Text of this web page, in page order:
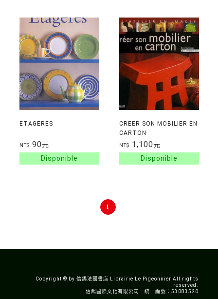
ETAGERES
NT$ 90元
CREER SON MOBILIER EN
CARTON
NT$ 1,100元
1
Copyright © by 信鴿法國書店 Librairie Le Pigeonnier All rights
reserved.
信鴿國際文化有限公司 統一編號：53083520